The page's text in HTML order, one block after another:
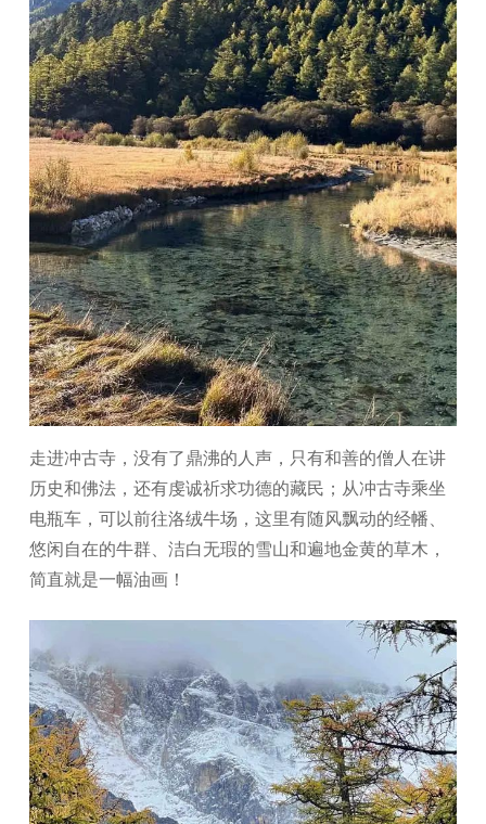
走进冲古寺，没有了鼎沸的人声，只有和善的僧人在讲
历史和佛法，还有虔诚祈求功德的藏民；从冲古寺乘坐
电瓶车，可以前往洛绒牛场，这里有随风飘动的经幡、
悠闲自在的牛群、洁白无瑕的雪山和遍地金黄的草木，
简直就是一幅油画！